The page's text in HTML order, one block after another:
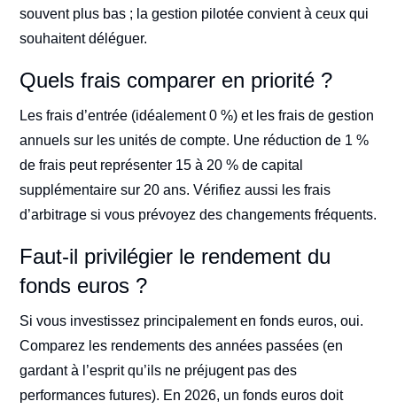
souvent plus bas ; la gestion pilotée convient à ceux qui
souhaitent déléguer.
Quels frais comparer en priorité ?
Les frais d’entrée (idéalement 0 %) et les frais de gestion
annuels sur les unités de compte. Une réduction de 1 %
de frais peut représenter 15 à 20 % de capital
supplémentaire sur 20 ans. Vérifiez aussi les frais
d’arbitrage si vous prévoyez des changements fréquents.
Faut-il privilégier le rendement du
fonds euros ?
Si vous investissez principalement en fonds euros, oui.
Comparez les rendements des années passées (en
gardant à l’esprit qu’ils ne préjugent pas des
performances futures). En 2026, un fonds euros doit